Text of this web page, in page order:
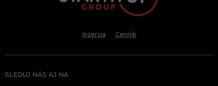
Inzercia Cenník
SLEDUJ NÁS AJ NA